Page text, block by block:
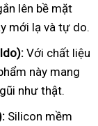
lên bề mặt
mới lạ và tự do.
Với chất liệu
này mang
như thật.
Silicon mềm